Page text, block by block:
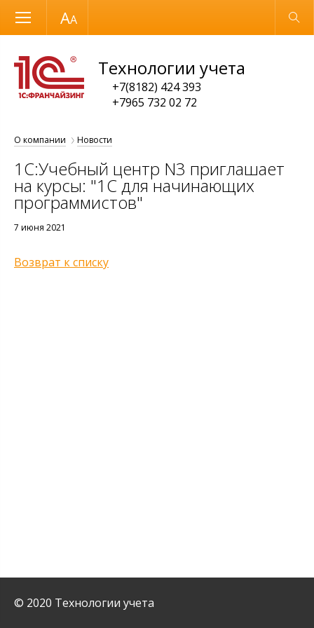
Размер шрифта Обычная версия
Технологии учета
+7(8182) 424 393
+7965 732 02 72
О компании Новости
1С:Учебный центр N3 приглашает
на курсы: "1С для начинающих
программистов"
7 июня 2021
Возврат к списку
© 2020 Технологии учета